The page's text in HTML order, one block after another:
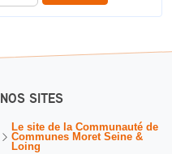
NOS SITES
Le site de la Communauté de
Communes Moret Seine &
Loing